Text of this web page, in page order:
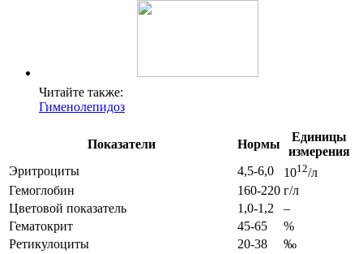
Читайте также:
Гименолепидоз
Показатели Нормы
Единицы
измерения
Эритроциты
4,5-6,0 1012/л
Гемоглобин
160-220 г/л
Цветовой показатель
1,0-1,2
–
Гематокрит
45-65
%
Ретикулоциты
20-38
‰